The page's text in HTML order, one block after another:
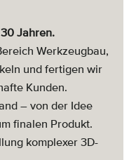
Jahren.
Werkzeugbau,
und fertigen wir
Kunden.
– von der Idee
finalen Produkt.
komplexer 3D-